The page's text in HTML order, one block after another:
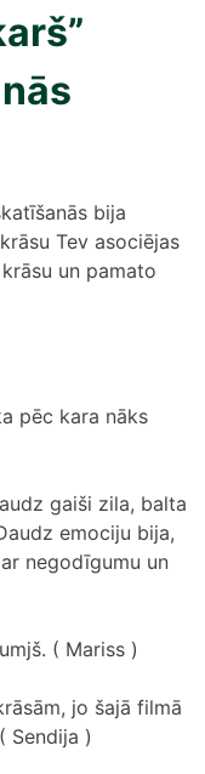
bija
Tev asociējas
un pamato
pēc kara nāks
gaiši zila, balta
emociju bija,
negodīgumu un
( Mariss )
jo šajā filmā
Sendija )